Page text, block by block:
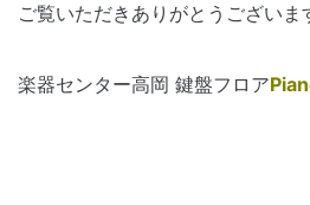
ご覧いただきありがとうございま
楽器センター高岡 鍵盤フロア